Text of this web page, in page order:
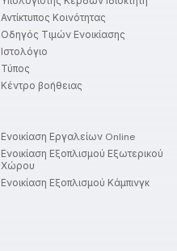
Αντίκτυπος Κοινότητας
Οδηγός Τιμών Ενοικίασης
Ιστολόγιο
Τύπος
Κέντρο βοήθειας
Ενοικίαση Εργαλείων Online
Ενοικίαση Εξοπλισμού Εξωτερικού
Χώρου
Ενοικίαση Εξοπλισμού Κάμπινγκ